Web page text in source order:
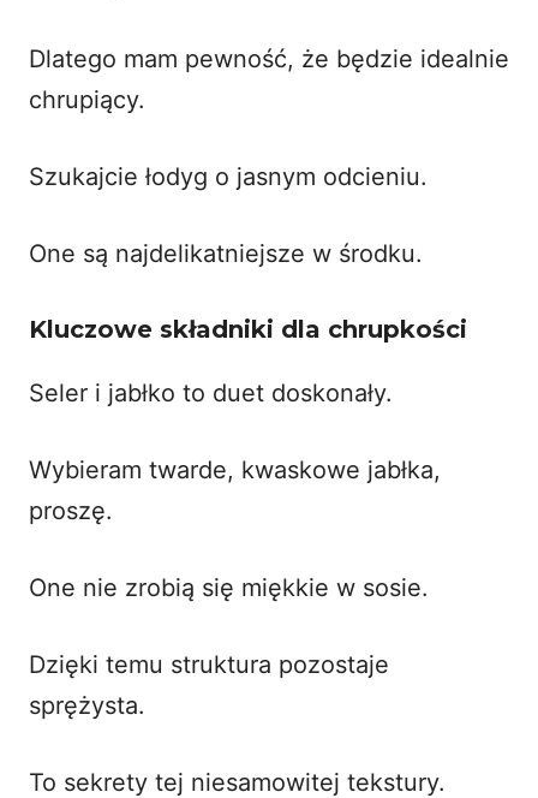
Dlatego mam pewność, że będzie idealnie
chrupiący.
Szukajcie łodyg o jasnym odcieniu.
One są najdelikatniejsze w środku.
Kluczowe składniki dla chrupkości
Seler i jabłko to duet doskonały.
Wybieram twarde, kwaskowe jabłka,
proszę.
One nie zrobią się miękkie w sosie.
Dzięki temu struktura pozostaje
sprężysta.
To sekrety tej niesamowitej tekstury.